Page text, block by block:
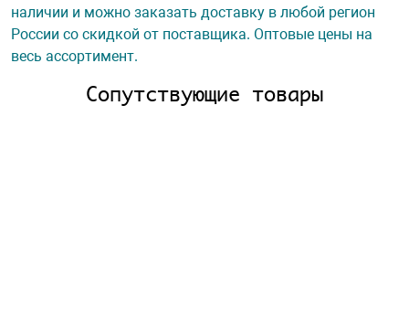
наличии и можно заказать доставку в любой регион
России со скидкой от поставщика. Оптовые цены на
весь ассортимент.
Сопутствующие товары